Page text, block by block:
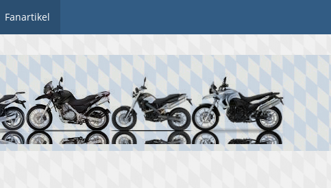
Fanartikel